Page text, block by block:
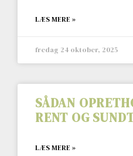
LÆS MERE »
fredag 24 oktober, 2025
SÅDAN
RENT OG
LÆS MERE »